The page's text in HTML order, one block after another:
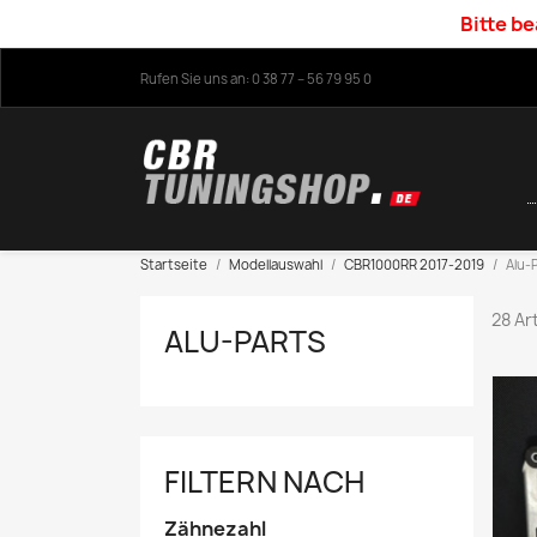
Bitte
Rufen Sie uns an:0 38 77 – 56 79 95 0
Startseite Modellauswahl CBR1000RR 2017-2019 Alu-
ALU-PARTS
FILTERN NACH
Zähnezahl
28